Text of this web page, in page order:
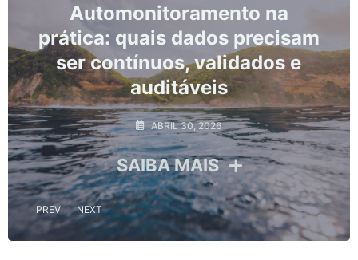
na
quais dados precisam
validados e
auditáveis
ABRIL 30, 2026
SAIBA MAIS
PREV NEXT